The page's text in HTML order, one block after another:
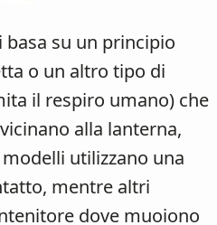
su un principio
o un altro tipo di
il respiro umano) che
alla lanterna,
utilizzano una
mentre altri
dove muoiono